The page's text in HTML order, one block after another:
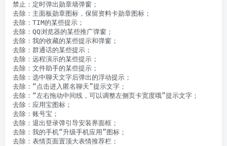
禁止：定时弹出勋章墙弹窗；
去除：主面板勋章图标，保留资料卡勋章图标；
去除：TIM的某些提示；
去除：QQ浏览器的某些推广弹窗；
去除：我的收藏的某些提示和弹窗；
去除：群通话的某些提示；
去除：远程演示的某些提示；
去除：文件助手的某些提示；
去除：选中聊天文字后弹出的浮动提示；
去除：“点击进入匿名聊天”提示文字；
去除：“左右拖动中间线，可以调整左侧页卡宽度哦”提示文字；
去除：应用宝图标；
去除：账号宝；
去除：退出登录弹引导安装界面框；
去除：我的手机“升级手机应用”图标；
去除：表情页面置顶大表情推荐栏；